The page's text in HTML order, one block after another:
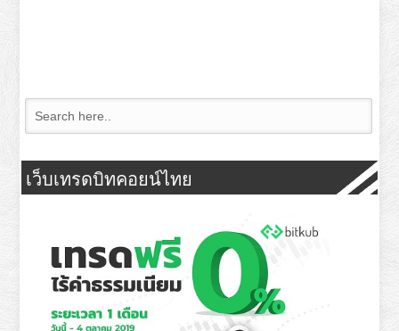
เว็บเทรดบิทคอยน์ไทย